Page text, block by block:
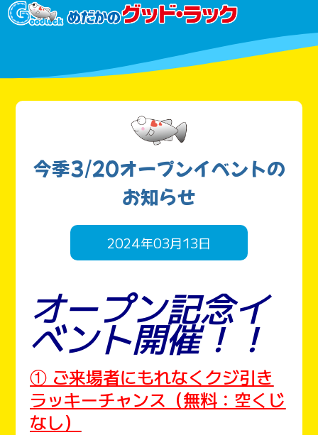
今季3/20オープンイベントの
お知らせ
2024年03月13日
オープン記念イ
ベント開催！！
① ご来場者にもれなくクジ引き
ラッキーチャンス（無料：空くじ
なし）